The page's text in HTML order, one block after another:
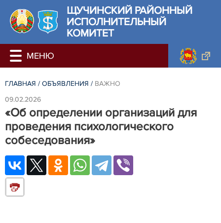
ЩУЧИНСКИЙ РАЙОННЫЙ
ИСПОЛНИТЕЛЬНЫЙ
КОМИТЕТ
ГЛАВНАЯ / ОБЪЯВЛЕНИЯ / ВАЖНО
09.02.2026
«Об определении организаций для
проведения психологического
собеседования»